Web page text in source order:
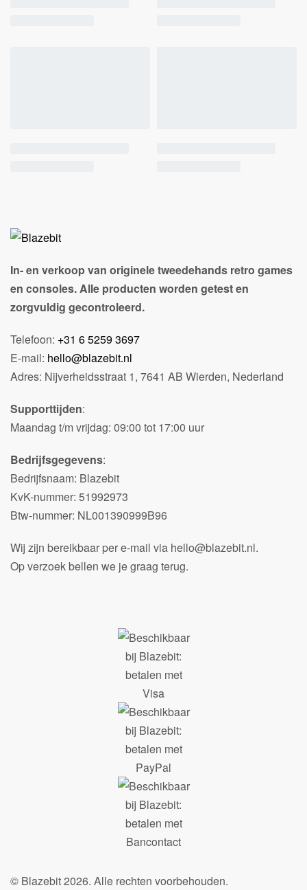
In- en verkoop van originele tweedehands retro games
en consoles. Alle producten worden getest en
zorgvuldig gecontroleerd.
Telefoon: +31 6 5259 3697
E-mail: hello@blazebit.nl
Adres: Nijverheidsstraat 1, 7641 AB Wierden, Nederland
Supporttijden:
Maandag t/m vrijdag: 09:00 tot 17:00 uur
Bedrijfsgegevens:
Bedrijfsnaam: Blazebit
KvK-nummer: 51992973
Btw-nummer: NL001390999B96
Wij zijn bereikbaar per e-mail via hello@blazebit.nl.
Op verzoek bellen we je graag terug.
© Blazebit 2026. Alle rechten voorbehouden.